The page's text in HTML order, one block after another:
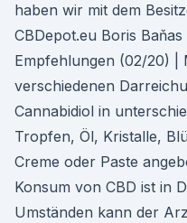
haben wir mit dem
CBDepot.eu Boris
Empfehlungen (02/20) |
verschiedenen
Cannabidiol in
Tropfen, Öl, Kristalle,
Creme oder Paste
Konsum von CBD ist in
Umständen kann der